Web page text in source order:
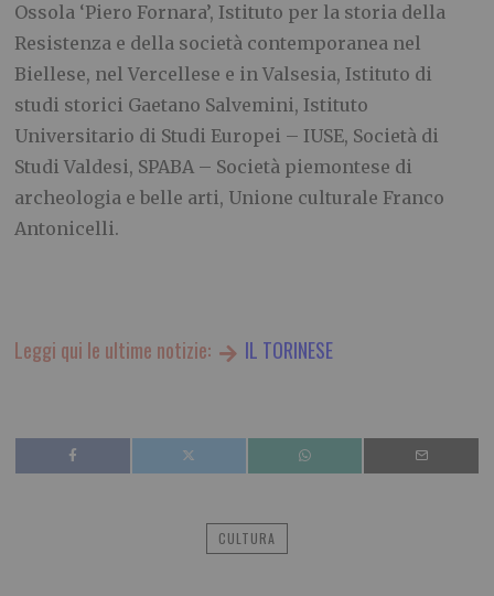
Ossola ‘Piero Fornara’, Istituto per la storia della
Resistenza e della società contemporanea nel
Biellese, nel Vercellese e in Valsesia, Istituto di
studi storici Gaetano Salvemini, Istituto
Universitario di Studi Europei – IUSE, Società di
Studi Valdesi, SPABA – Società piemontese di
archeologia e belle arti, Unione culturale Franco
Antonicelli.
Leggi qui le ultime notizie: IL TORINESE
CULTURA